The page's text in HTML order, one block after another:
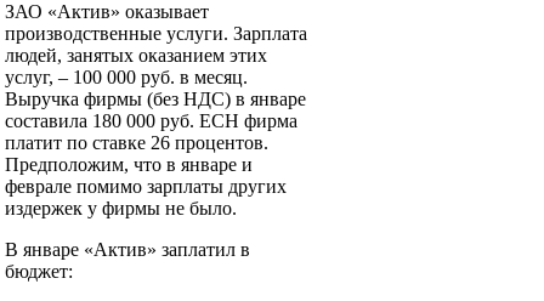
ЗАО «Актив» оказывает
производственные услуги. Зарплата
людей, занятых оказанием этих
услуг, – 100 000 руб. в месяц.
Выручка фирмы (без НДС) в январе
составила 180 000 руб. ЕСН фирма
платит по ставке 26 процентов.
Предположим, что в январе и
феврале помимо зарплаты других
издержек у фирмы не было.
В январе «Актив» заплатил в
бюджет: